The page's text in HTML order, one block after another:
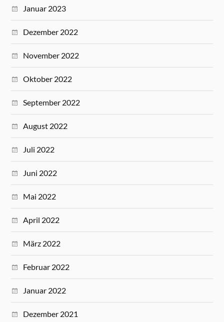
Januar 2023
Dezember 2022
November 2022
Oktober 2022
September 2022
August 2022
Juli 2022
Juni 2022
Mai 2022
April 2022
März 2022
Februar 2022
Januar 2022
Dezember 2021